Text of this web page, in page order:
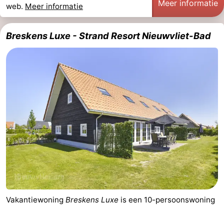
web. Meer informatie Meer informatie
Breskens Luxe - Strand Resort Nieuwvliet-Bad
Vakantiewoning Breskens Luxe is een 10-persoonswoning